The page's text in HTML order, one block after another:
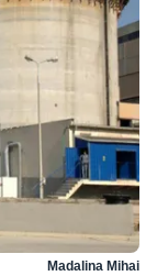
Madalina Mihai